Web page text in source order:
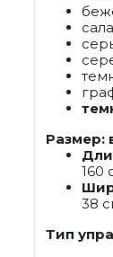
Размер:
160
38
Тип